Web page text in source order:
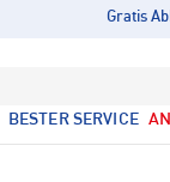
Gratis
BESTER SERVICE